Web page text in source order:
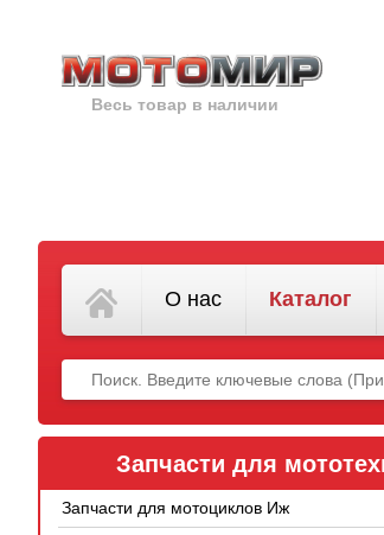
Весь товар в наличии
О нас Каталог
Запчасти для
Запчасти для мотоциклов Иж